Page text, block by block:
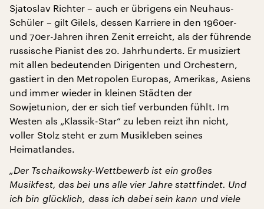
Sjatoslav Richter – auch er übrigens ein Neuhaus-
Schüler – gilt Gilels, dessen Karriere in den 1960er-
und 70er-Jahren ihren Zenit erreicht, als der führende
russische Pianist des 20. Jahrhunderts. Er musiziert
mit allen bedeutenden Dirigenten und Orchestern,
gastiert in den Metropolen Europas, Amerikas, Asiens
und immer wieder in kleinen Städten der
Sowjetunion, der er sich tief verbunden fühlt. Im
Westen als „Klassik-Star“ zu leben reizt ihn nicht,
voller Stolz steht er zum Musikleben seines
Heimatlandes.
„Der Tschaikowsky-Wettbewerb ist ein großes
Musikfest, das bei uns alle vier Jahre stattfindet. Und
ich bin glücklich, dass ich dabei sein kann und viele